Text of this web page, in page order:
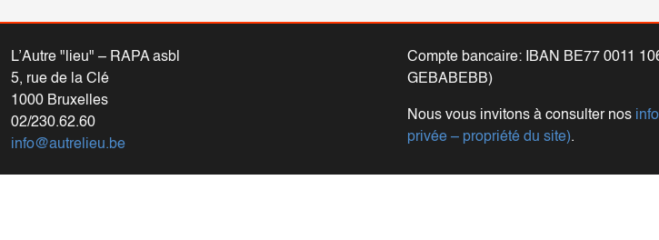
L’Autre "lieu" – RAPA asbl
5, rue de la Clé
1000 Bruxelles
02/230.62.60
info@autrelieu.be
Compte bancaire: IBAN BE77 0011
GEBABEBB)
Nous vous invitons à consulter nos
privée – propriété du site).